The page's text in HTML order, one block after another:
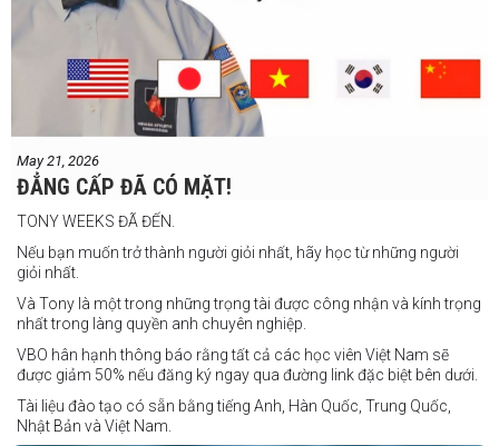
Wesley Caga vs Sandy Volante
Ricson Hanginan vs Harry Omac
Salvador Gajana vs Wendel Babasol
Cherry Mae Rosas vs Charimae Salvador
Daniel Balois vs Sherwin Andes
Vincent Siordia vs Kresler Tenorio
Jeffer Rhoy Mendoza vs Eranio Pisador
Mikko Camingawan vs Rovick Embuscado
Meredy Michael vs Aisah Alico
Ian Carl Muyso vs Marvin Zamora
Franz Carl Muyso vs Ariel Antonio
May 21, 2026
ĐẲNG CẤP ĐÃ CÓ MẶT!
TONY WEEKS ĐÃ ĐẾN.
Nếu bạn muốn trở thành người giỏi nhất, hãy học từ những người
giỏi nhất.
Và Tony là một trong những trọng tài được công nhận và kính trọng
nhất trong làng quyền anh chuyên nghiệp.
VBO hân hạnh thông báo rằng tất cả các học viên Việt Nam sẽ
được giảm 50% nếu đăng ký ngay qua đường link đặc biệt bên dưới.
Tài liệu đào tạo có sẵn bằng tiếng Anh, Hàn Quốc, Trung Quốc,
Nhật Bản và Việt Nam.